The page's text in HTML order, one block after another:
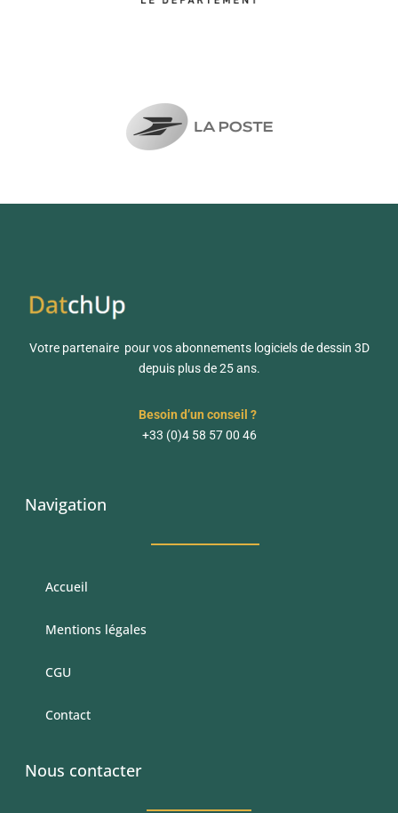
Votre partenaire pour vos abonnements logiciels de dessin 3D
depuis plus de 25 ans.
Besoin d’un conseil ?
+33 (0)4 58 57 00 46
Navigation
Accueil
Mentions légales
CGU
Contact
Nous contacter